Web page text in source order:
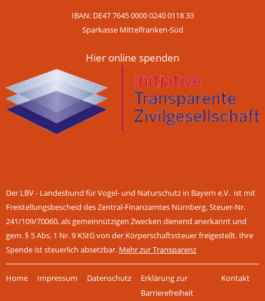
IBAN: DE47 7645 0000 0240 0118 33
Sparkasse Mittelfranken-Süd
Hier online spenden
Der LBV - Landesbund für Vogel- und Naturschutz in Bayern e.V. ist mit
Freistellungsbescheid des Zentral-Finanzamtes Nürnberg, Steuer-Nr.
241/109/70060, als gemeinnützigen Zwecken dienend anerkannt und
gem. § 5 Abs. 1 Nr. 9 KStG von der Körperschaftssteuer freigestellt. Ihre
Spende ist steuerlich absetzbar. Mehr zur Transparenz
überspringen
Home Impressum Datenschutz
Erklärung zur
Barrierefreiheit
Kontakt